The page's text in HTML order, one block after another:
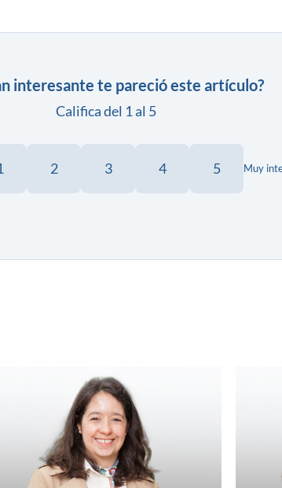
interesante te pareció este artículo?
Califica del 1 al 5
2 3 4 5 Muy